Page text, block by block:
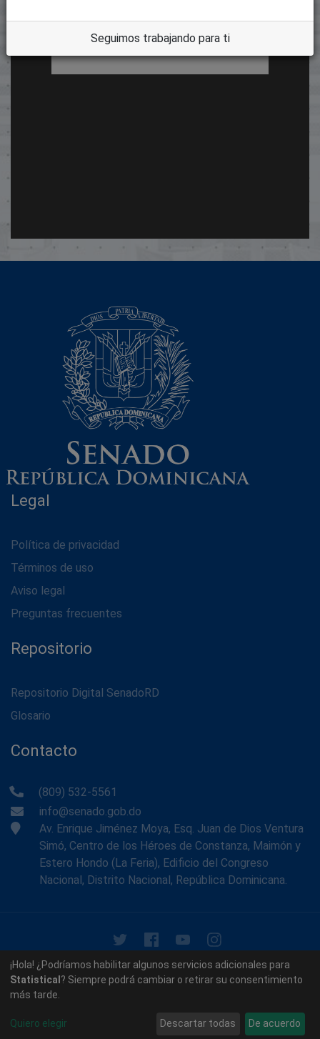
Legal
Política de privacidad
Términos de uso
Aviso legal
Preguntas frecuentes
Repositorio
Repositorio Digital SenadoRD
Glosario
Contacto
(809) 532-5561
info@senado.gob.do
Av. Enrique Jiménez Moya, Esq. Juan de Dios Ventura
Simó, Centro de los Héroes de Constanza, Maimón y
Estero Hondo (La Feria), Edificio del Congreso
Nacional, Distrito Nacional, República Dominicana.
© 2026 - Memoria Histórica del Senado de la República
Dominicana. Todos los derechos reservados.
Seguimos trabajando para ti
¡Hola! ¿Podríamos habilitar algunos servicios adicionales para
Statistical ? Siempre podrá cambiar o retirar su consentimiento
más tarde.
Quiero elegir Descartar todas De acuerdo